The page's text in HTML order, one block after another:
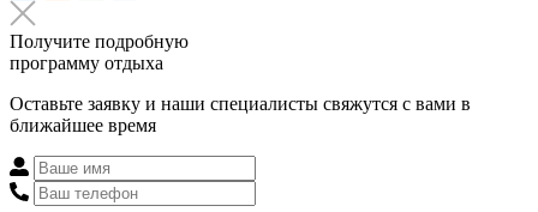
Получите подробную
программу отдыха
Оставьте заявку и наши специалисты свяжутся с вами в
ближайшее время